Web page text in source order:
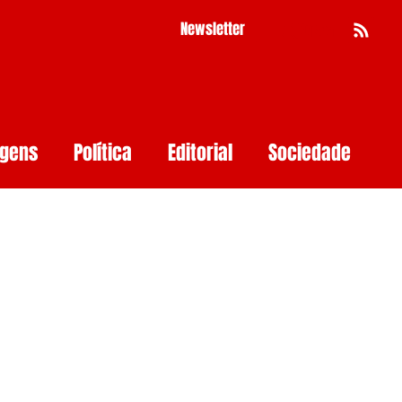
Newsletter
Política Editorial Sociedade